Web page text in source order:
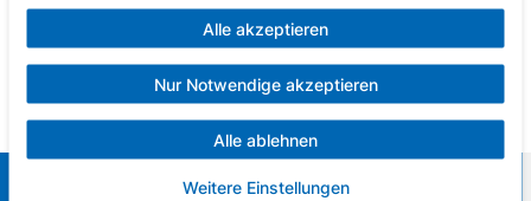
Neopren Kniegelenkbandage zur Unterstützung des Kniegelenks
Material: 90% Neopren und 10% Nylon
Sportbude
Alle akzeptieren
Nur Notwendige akzeptieren
Alle ablehnen
Weitere Einstellungen